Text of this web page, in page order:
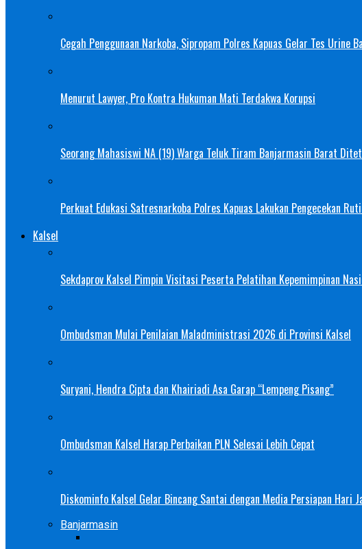
Cegah Penggunaan Narkoba, Sipropam Polres Kapuas Gelar Tes Urine
Menurut Lawyer, Pro Kontra Hukuman Mati Terdakwa Korupsi
Seorang Mahasiswi NA (19) Warga Teluk Tiram Banjarmasin Barat
Perkuat Edukasi Satresnarkoba Polres Kapuas Lakukan Pengecekan
Kalsel
Sekdaprov Kalsel Pimpin Visitasi Peserta Pelatihan Kepemimpinan
Ombudsman Mulai Penilaian Maladministrasi 2026 di Provinsi Kalsel
Suryani, Hendra Cipta dan Khairiadi Asa Garap “Lempeng Pisang”
Ombudsman Kalsel Harap Perbaikan PLN Selesai Lebih Cepat
Diskominfo Kalsel Gelar Bincang Santai dengan Media Persiapan Hari
Banjarmasin